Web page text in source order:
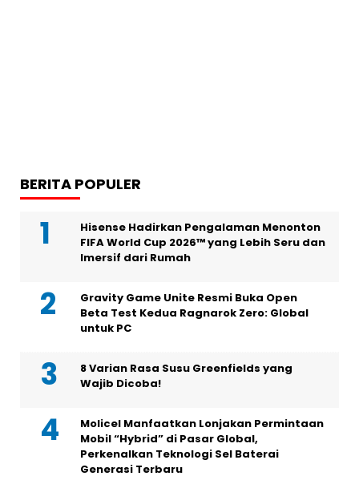
BERITA POPULER
Hisense Hadirkan Pengalaman Menonton
FIFA World Cup 2026™ yang Lebih Seru dan
Imersif dari Rumah
Gravity Game Unite Resmi Buka Open
Beta Test Kedua Ragnarok Zero: Global
untuk PC
8 Varian Rasa Susu Greenfields yang
Wajib Dicoba!
Molicel Manfaatkan Lonjakan Permintaan
Mobil “Hybrid” di Pasar Global,
Perkenalkan Teknologi Sel Baterai
Generasi Terbaru